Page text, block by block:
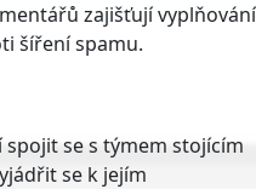
zajišťují vyplňování
šíření spamu.
se s týmem stojícím
se k jejím